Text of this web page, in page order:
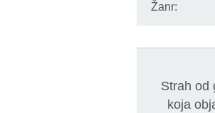
Žanr:
Strah od
koja